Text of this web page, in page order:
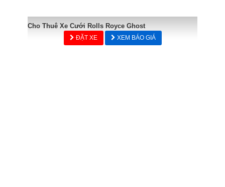
Cho Thuê Xe Cưới Rolls Royce Ghost
ĐẶT XE XEM BÁO GIÁ